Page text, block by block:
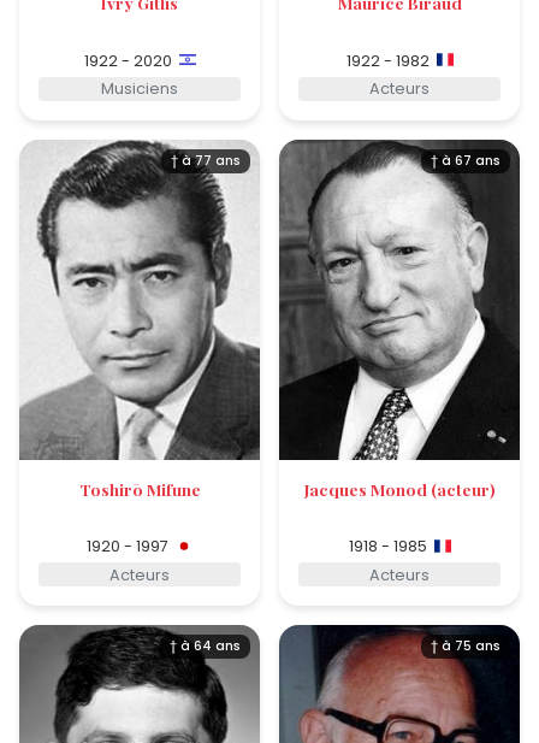
1922 - 2020
Musiciens
1922 - 1982
Acteurs
† à 77 ans
Toshirō Mifune
1920 - 1997
Acteurs
† à 67 ans
Jacques Monod (acteur)
1918 - 1985
Acteurs
† à 64 ans † à 75 ans